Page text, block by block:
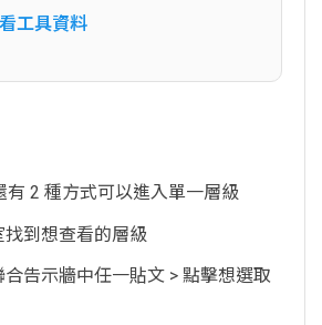
工具資料
有 2 種方式可以進入單一層級
到想查看的層級
告示牆中任一貼文 > 點擊想選取